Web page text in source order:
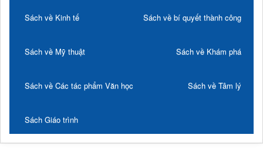
Sách về Kinh tế Sách về bí quyết thành công
Sách về Mỹ thuật Sách về Khám phá
Sách về Các tác phẩm Văn học Sách về Tâm lý
Sách Giáo trình